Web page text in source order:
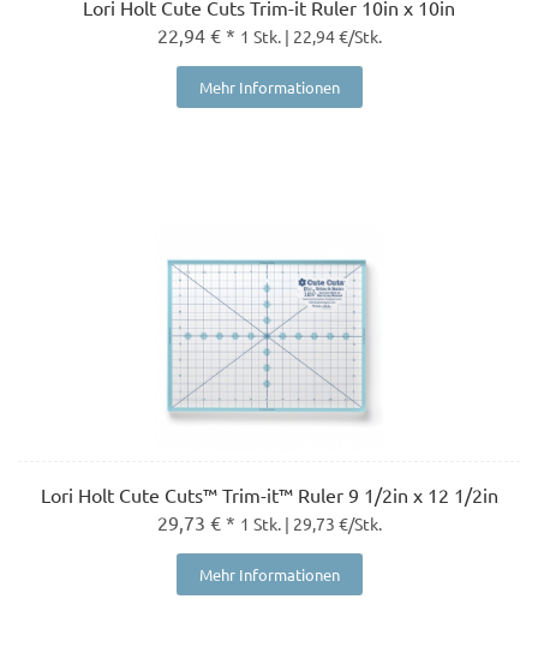
Lori Holt Cute Cuts Trim-it Ruler 10in x 10in
22,94 € * 1 Stk. | 22,94 €/Stk.
Mehr Informationen
Lori Holt Cute Cuts™ Trim-it™ Ruler 9 1/2in x 12 1/2in
29,73 € * 1 Stk. | 29,73 €/Stk.
Mehr Informationen